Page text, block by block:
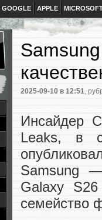
GOOGLE APPLE
2025-09-10 в 12:51,
Инсайдер
Leaks, в
Samsung
Galaxy
семейство